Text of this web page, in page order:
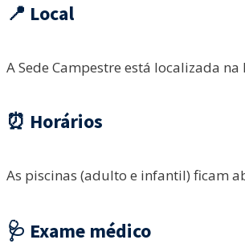
📍 Local
A Sede Campestre está localizada
⏰ Horários
As piscinas (adulto e infantil) ficam
🩺 Exame médico